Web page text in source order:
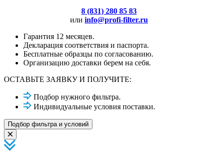
8 (831) 280 85 83
или info@profi-filter.ru
Гарантия 12 месяцев.
Декларация соответствия и паспорта.
Бесплатные образцы по согласованию.
Организацию доставки берем на себя.
ОСТАВЬТЕ ЗАЯВКУ И ПОЛУЧИТЕ:
Подбор нужного фильтра.
Индивидуальные условия поставки.
Подбор фильтра и условий